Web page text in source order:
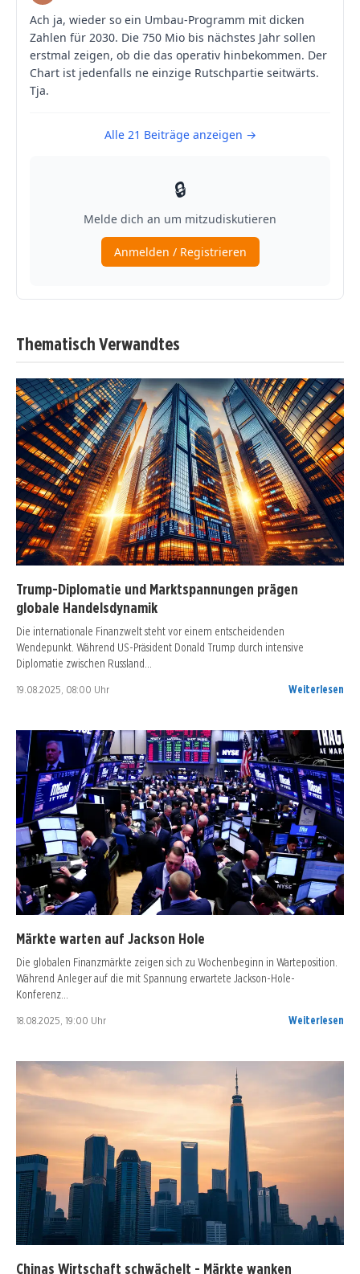
Thematisch Verwandtes
Trump-Diplomatie und Marktspannungen prägen
globale Handelsdynamik
Die internationale Finanzwelt steht vor einem entscheidenden
Wendepunkt. Während US-Präsident Donald Trump durch intensive
Diplomatie zwischen Russland…
19.08.2025, 08:00 Uhr Weiterlesen
Märkte warten auf Jackson Hole
Die globalen Finanzmärkte zeigen sich zu Wochenbeginn in Warteposition.
Während Anleger auf die mit Spannung erwartete Jackson-Hole-
Konferenz…
18.08.2025, 19:00 Uhr Weiterlesen
Chinas Wirtschaft schwächelt - Märkte wanken